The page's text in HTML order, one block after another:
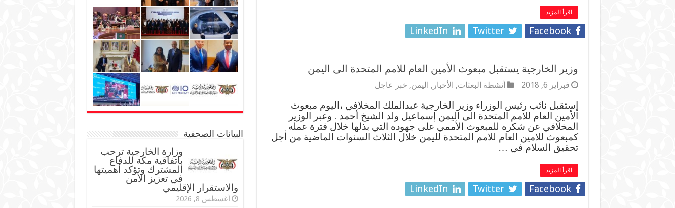
اقرأ المزيد
Facebook
Twitter
LinkedIn
وزير الخارجية يستقبل مبعوث الأمين العام للامم المتحدة الى اليمن
فبراير 6, 2018 أنشطة البعثات, الأخبار , اليمن, خبر عاجل
إستقبل نائب رئيس الوزراء وزير الخارجية عبدالملك المخلافي ،اليوم مبعوث
الأمين العام للامم المتحدة الى اليمن إسماعيل ولد الشيخ أحمد . وعبر الوزير
المخلافي عن شكره للمبعوث الأممي على جهوده التي بذلها خلال فترة عمله
كمبعوث للامين العام للامم المتحدة لليمن خلال الثلاث السنوات الماضية من أجل
تحقيق السلام في …
اقرأ المزيد
Facebook
Twitter
LinkedIn
البيانات الصحفية
وزارة الخارجية ترحب
باتفاقية مكة للدفاع
المشترك وتؤكد أهميتها
في تعزيز الأمن
والاستقرار الإقليمي
أغسطس 8, 2026